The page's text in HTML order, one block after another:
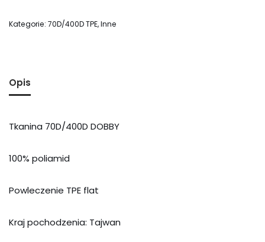
Kategorie: 70D/400D TPE,Inne
Opis
Tkanina 70D/400D DOBBY
100% poliamid
Powleczenie TPE flat
Kraj pochodzenia: Tajwan